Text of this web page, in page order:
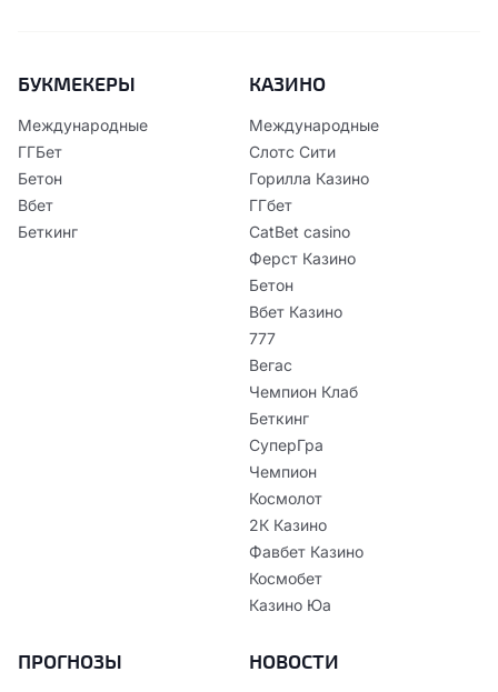
БУКМЕКЕРЫ
Международные
ГГБет
Бетон
Вбет
Беткинг
КАЗИНО
Международные
Слотс Сити
Горилла Казино
ГГбет
CatBet casino
Ферст Казино
Бетон
Вбет Казино
777
Вегас
Чемпион Клаб
Беткинг
СуперГра
Чемпион
Космолот
2К Казино
Фавбет Казино
Космобет
Казино Юа
ПРОГНОЗЫ НОВОСТИ